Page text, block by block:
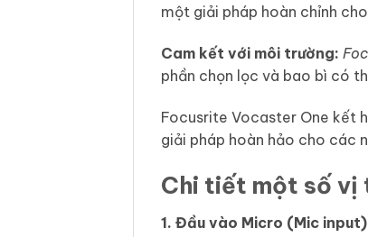
một giải pháp hoàn chỉnh
Cam kết với môi trường:
phần chọn lọc và bao bì có
Focusrite Vocaster One kết
giải pháp hoàn hảo cho các
Chi tiết một số
1. Đầu vào Micro (Mic